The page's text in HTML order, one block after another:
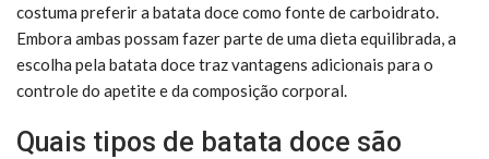
costuma preferir a batata doce como fonte de carboidrato.
Embora ambas possam fazer parte de uma dieta equilibrada, a
escolha pela batata doce traz vantagens adicionais para o
controle do apetite e da composição corporal.
Quais tipos de batata doce são